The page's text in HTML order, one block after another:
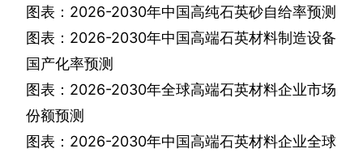
图表： 2026-2030年中国高纯石英砂自给率预测
图表： 2026-2030年中国高端石英材料制造设备
国产化率预测
图表： 2026-2030年全球高端石英材料企业市场
份额预测
图表： 2026-2030年中国高端石英材料企业全球